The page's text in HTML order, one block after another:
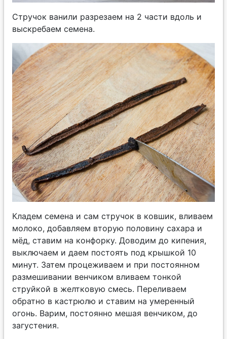
Стручок ванили разрезаем на 2 части вдоль и
выскребаем семена.
Кладем семена и сам стручок в ковшик, вливаем
молоко, добавляем вторую половину сахара и
мёд, ставим на конфорку. Доводим до кипения,
выключаем и даем постоять под крышкой 10
минут. Затем процеживаем и при постоянном
размешивании венчиком вливаем тонкой
струйкой в желтковую смесь. Переливаем
обратно в кастрюлю и ставим на умеренный
огонь. Варим, постоянно мешая венчиком, до
загустения.